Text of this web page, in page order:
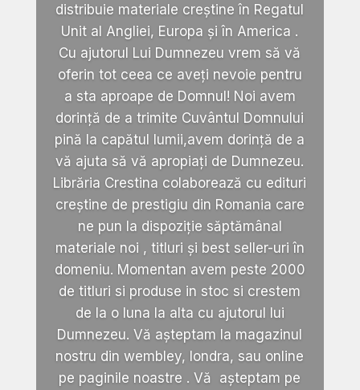
distribuie materiale creștine în Regatul
Unit al Angliei, Europa și în America .
Cu ajutorul Lui Dumnezeu vrem să vă
oferin tot ceea ce aveți nevoie pentru
a sta aproape de Domnul! Noi avem
dorință de a trimite Cuvântul Domnului
pină la capătul lumii,avem dorință de a
vă ajuta să vă apropiați de Dumnezeu.
Librăria Crestina colaborează cu edituri
creștine de prestigiu din Romania care
ne pun la dispoziție săptămânal
materiale noi , titluri și best seller-uri în
domeniu. Momentan avem peste 2000
de titluri si produse in stoc si crestem
de la o luna la alta cu ajutorul lui
Dumnezeu. Vă așteptam la magazinul
nostru din wembley, londra, sau online
pe paginile noastre . Vă așteptam pe